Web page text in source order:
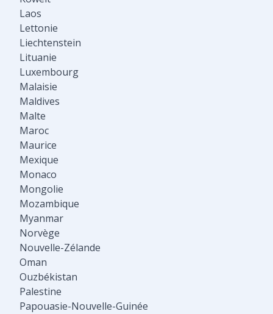
Laos
Lettonie
Liechtenstein
Lituanie
Luxembourg
Malaisie
Maldives
Malte
Maroc
Maurice
Mexique
Monaco
Mongolie
Mozambique
Myanmar
Norvège
Nouvelle-Zélande
Oman
Ouzbékistan
Palestine
Papouasie-Nouvelle-Guinée